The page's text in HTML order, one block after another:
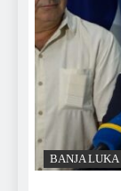
BANJA LUKA